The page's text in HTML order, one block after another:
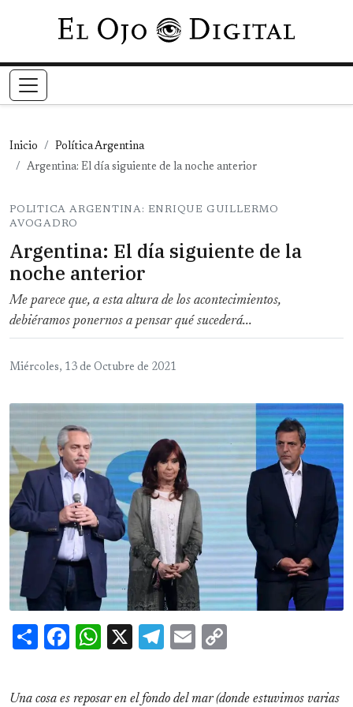
Pasar al contenido principal
Inicio
Política Argentina
Argentina: El día siguiente de la noche anterior
POLITICA ARGENTINA: ENRIQUE GUILLERMO
AVOGADRO
Argentina: El día siguiente de la
noche anterior
Me parece que, a esta altura de los acontecimientos,
debiéramos ponernos a pensar qué sucederá...
Miércoles, 13 de Octubre de 2021
ShareFacebook
WhatsApp
X Telegram
Email
Una cosa es reposar en el fondo del mar (donde estuvimos varias